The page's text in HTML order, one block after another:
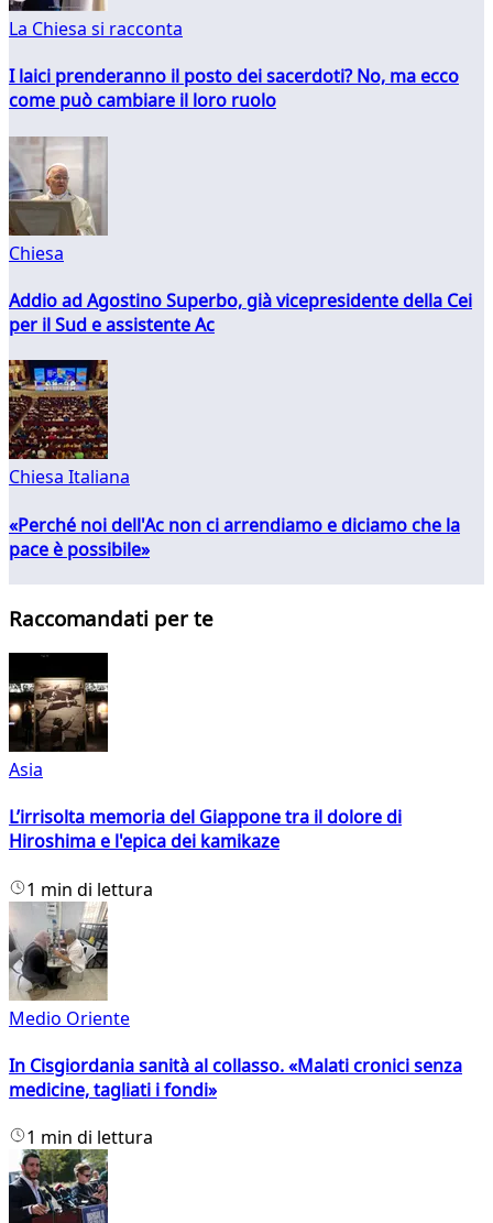
La Chiesa si racconta
I laici prenderanno il posto dei sacerdoti? No, ma ecco
come può cambiare il loro ruolo
Chiesa
Addio ad Agostino Superbo, già vicepresidente della Cei
per il Sud e assistente Ac
Chiesa Italiana
«Perché noi dell'Ac non ci arrendiamo e diciamo che la
pace è possibile»
Raccomandati per te
Asia
L’irrisolta memoria del Giappone tra il dolore di
Hiroshima e l'epica dei kamikaze
1 min di lettura
Medio Oriente
In Cisgiordania sanità al collasso. «Malati cronici senza
medicine, tagliati i fondi»
1 min di lettura